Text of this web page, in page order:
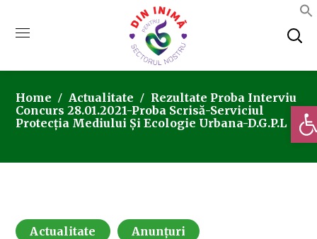
Home Actualitate
Rezultate Proba Interviu
Concurs 28.01.2021-Proba Scrisă-Serviciul
Protecția Mediului Și Ecologie Urbana-D.G.P.L
Actualitate Anunțuri